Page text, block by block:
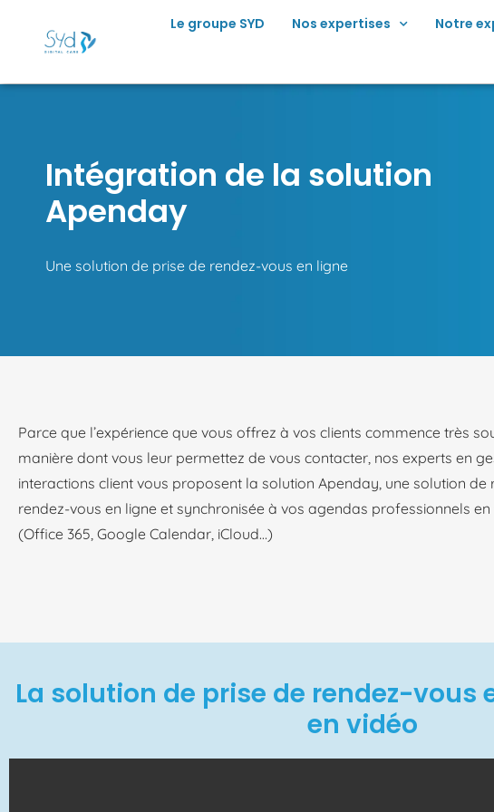
Le groupe SYD Nos expertises Notre
Intégration de la solution
Apenday
Une solution de prise de rendez-vous en ligne
Parce que l’expérience que vous offrez à vos clients commence très
manière dont vous leur permettez de vous contacter, nos experts en
interactions client vous proposent la solution Apenday, une solution de
rendez-vous en ligne et synchronisée à vos agendas professionnels en
(Office 365, Google Calendar, iCloud…)
La solution de prise de rendez-vous
en vidéo